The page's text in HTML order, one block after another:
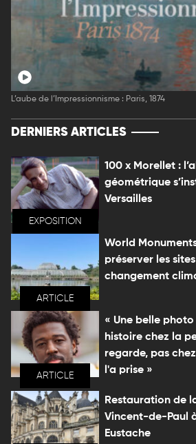
L’aube de l’Impressionnisme : Paris, 1874
DERNIERS ARTICLES
EXPOSITION
100 x Morellet :
géométrique
Versailles
ARTICLE
World
préserver les
changement
ARTICLE
« Une belle
histoire chez la
regarde, pas
l'a prise »
Restauration de
Vincent-de-Paul
Eustache